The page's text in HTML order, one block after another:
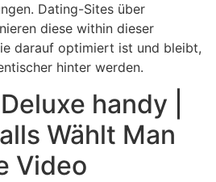
Dating-Sites über
diese within dieser
darauf optimiert ist und bleibt,
hinter werden.
handy |
Wählt Man
Video